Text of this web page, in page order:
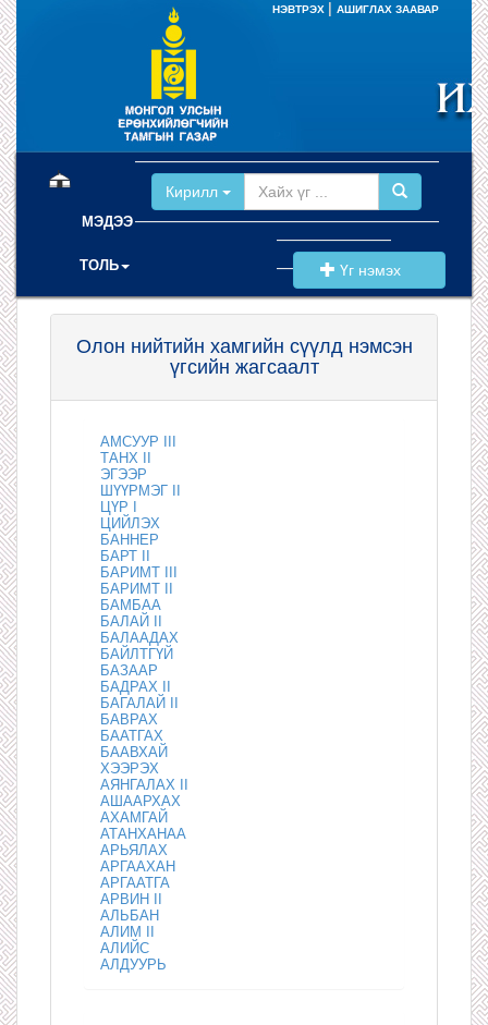
НЭВТРЭХ АШИГЛАХ ЗААВАР
МЭДЭЭ
ТОЛЬ
Кирилл
Үг нэмэх
Олон нийтийн хамгийн сүүлд нэмсэн
үгсийн жагсаалт
АМСУУР III
ТАНХ II
ЭГЭЭР
ШҮҮРМЭГ II
ЦҮР I
ЦИЙЛЭХ
БАННЕР
БАРТ II
БАРИМТ III
БАРИМТ II
БАМБАА
БАЛАЙ II
БАЛААДАХ
БАЙЛТГҮЙ
БАЗААР
БАДРАХ II
БАГАЛАЙ II
БАВРАХ
БААТГАХ
БААВХАЙ
ХЭЭРЭХ
АЯНГАЛАХ II
АШААРХАХ
АХАМГАЙ
АТАНХАНАА
АРЬЯЛАХ
АРГААХАН
АРГААТГА
АРВИН II
АЛЬБАН
АЛИМ II
АЛИЙС
АЛДУУРЬ